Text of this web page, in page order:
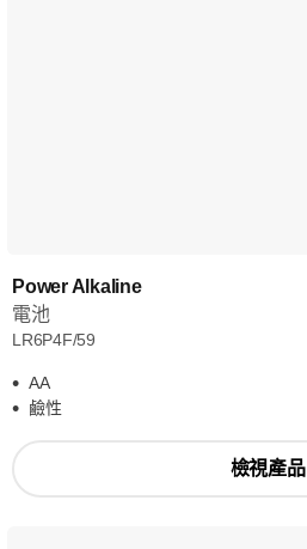
Power Alkaline
電池
LR6P4F/59
AA
鹼性
檢視產品